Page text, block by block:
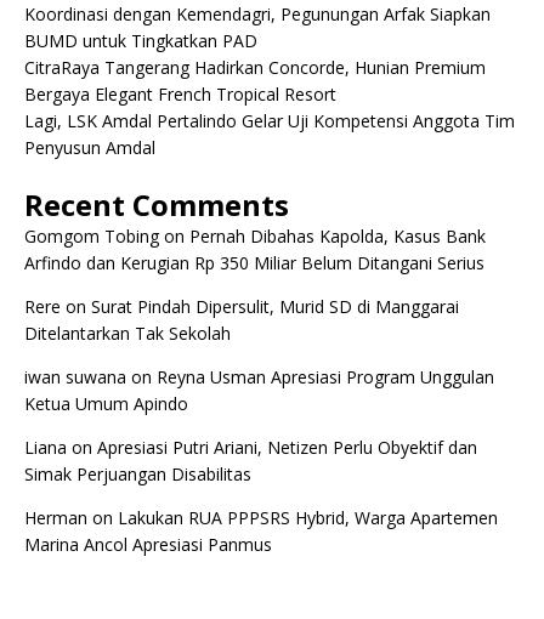
Koordinasi dengan Kemendagri, Pegunungan Arfak Siapkan
BUMD untuk Tingkatkan PAD
CitraRaya Tangerang Hadirkan Concorde, Hunian Premium
Bergaya Elegant French Tropical Resort
Lagi, LSK Amdal Pertalindo Gelar Uji Kompetensi Anggota Tim
Penyusun Amdal
Recent Comments
Gomgom Tobingon Pernah Dibahas Kapolda, Kasus Bank
Arfindo dan Kerugian Rp 350 Miliar Belum Ditangani Serius
Rere on Surat Pindah Dipersulit, Murid SD di Manggarai
Ditelantarkan Tak Sekolah
iwan suwana on Reyna Usman Apresiasi Program Unggulan
Ketua Umum Apindo
Liana on Apresiasi Putri Ariani, Netizen Perlu Obyektif dan
Simak Perjuangan Disabilitas
Herman on Lakukan RUA PPPSRS Hybrid, Warga Apartemen
Marina Ancol Apresiasi Panmus